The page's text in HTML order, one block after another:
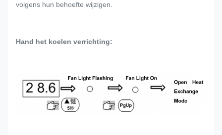
volgens hun behoefte wijzigen.
Hand het koelen verrichting: